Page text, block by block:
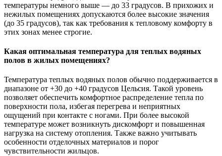
температуры немного выше — до 33 градусов. В прихожих и
нежилых помещениях допускаются более высокие значения
(до 35 градусов), так как требования к тепловому комфорту в
этих зонах менее строгие.
Какая оптимальная температура для теплых водяных
полов в жилых помещениях?
Температура теплых водяных полов обычно поддерживается в
диапазоне от +30 до +40 градусов Цельсия. Такой уровень
позволяет обеспечить комфортное распределение тепла по
поверхности пола, избегая перегрева и неприятных
ощущений при контакте с ногами. При более высокой
температуре может возникнуть дискомфорт и повышенная
нагрузка на систему отопления. Также важно учитывать
особенности отделочных материалов и порог
чувствительности жильцов.